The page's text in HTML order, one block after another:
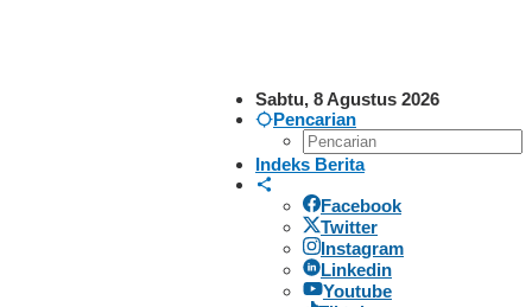
Sabtu, 8 Agustus 2026
Pencarian
Indeks Berita
Facebook
Twitter
Instagram
Linkedin
Youtube